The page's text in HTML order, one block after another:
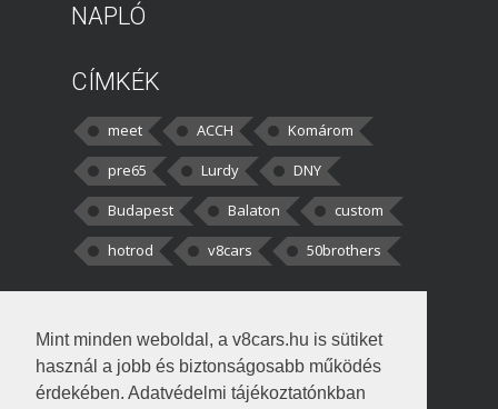
Mint minden weboldal, a v8cars.hu is sütiket
használ a jobb és biztonságosabb működés
érdekében. Adatvédelmi tájékoztatónkban
NAPLÓ
CÍMKÉK
meet ACCH
Komárom
pre65
Lurdy
DNY
Budapest
Balaton
custom
hotrod
v8cars 50brothers
kortisz:Elszúrtam! Én csak két
darabbaal számoltam. Nem tudtam, hogy fél autót,